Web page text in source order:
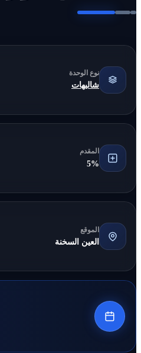
نوع الوحدة
شاليهات
المقدم
5%
الموقع
العين السخنة